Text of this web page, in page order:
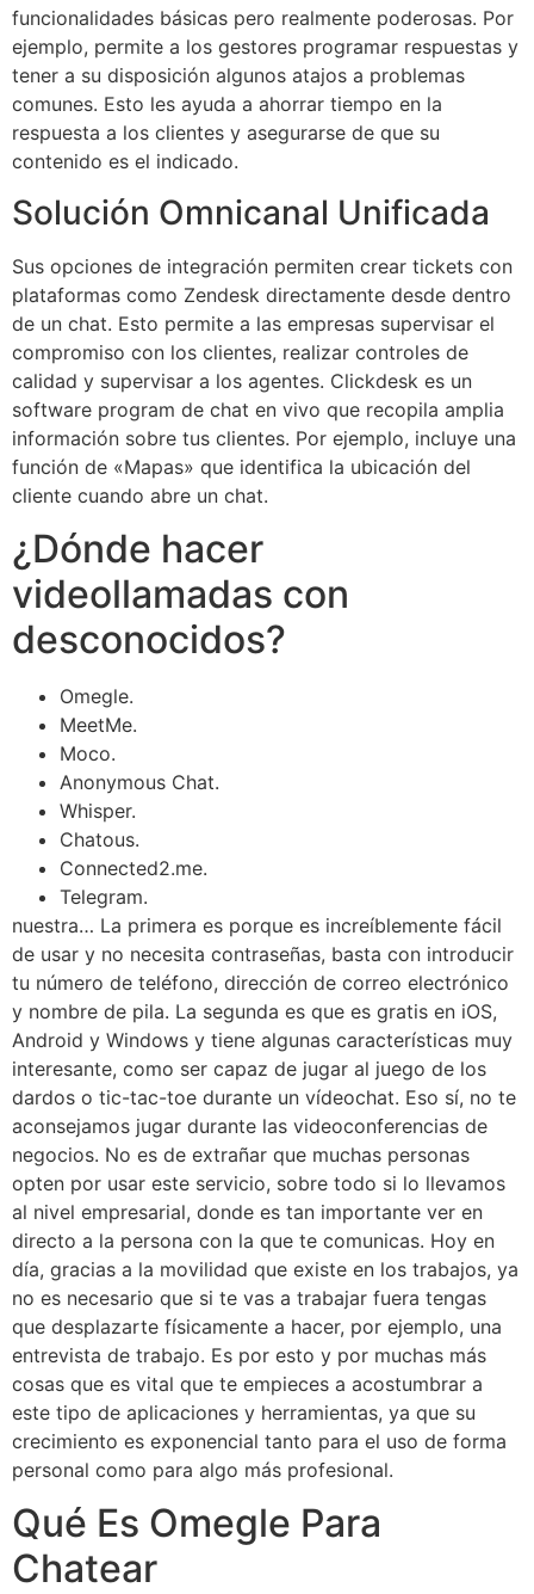
funcionalidades básicas pero realmente poderosas. Por
ejemplo, permite a los gestores programar respuestas y
tener a su disposición algunos atajos a problemas
comunes. Esto les ayuda a ahorrar tiempo en la
respuesta a los clientes y asegurarse de que su
contenido es el indicado.
Solución Omnicanal Unificada
Sus opciones de integración permiten crear tickets con
plataformas como Zendesk directamente desde dentro
de un chat. Esto permite a las empresas supervisar el
compromiso con los clientes, realizar controles de
calidad y supervisar a los agentes. Clickdesk es un
software program de chat en vivo que recopila amplia
información sobre tus clientes. Por ejemplo, incluye una
función de «Mapas» que identifica la ubicación del
cliente cuando abre un chat.
¿Dónde hacer
videollamadas con
desconocidos?
Omegle.
MeetMe.
Moco.
Anonymous Chat.
Whisper.
Chatous.
Connected2.me.
Telegram.
nuestra… La primera es porque es increíblemente fácil
de usar y no necesita contraseñas, basta con introducir
tu número de teléfono, dirección de correo electrónico
y nombre de pila. La segunda es que es gratis en iOS,
Android y Windows y tiene algunas características muy
interesante, como ser capaz de jugar al juego de los
dardos o tic-tac-toe durante un vídeochat. Eso sí, no te
aconsejamos jugar durante las videoconferencias de
negocios. No es de extrañar que muchas personas
opten por usar este servicio, sobre todo si lo llevamos
al nivel empresarial, donde es tan importante ver en
directo a la persona con la que te comunicas. Hoy en
día, gracias a la movilidad que existe en los trabajos, ya
no es necesario que si te vas a trabajar fuera tengas
que desplazarte físicamente a hacer, por ejemplo, una
entrevista de trabajo. Es por esto y por muchas más
cosas que es vital que te empieces a acostumbrar a
este tipo de aplicaciones y herramientas, ya que su
crecimiento es exponencial tanto para el uso de forma
personal como para algo más profesional.
Qué Es Omegle Para
Chatear